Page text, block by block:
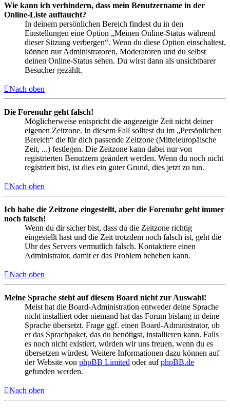
Wie kann ich verhindern, dass mein Benutzername in der
Online-Liste auftaucht?
In deinem persönlichen Bereich findest du in den
Einstellungen eine Option „Meinen Online-Status während
dieser Sitzung verbergen“. Wenn du diese Option einschaltest,
können nur Administratoren, Moderatoren und du selbst
deinen Online-Status sehen. Du wirst dann als unsichtbarer
Besucher gezählt.
Nach oben
Die Forenuhr geht falsch!
Möglicherweise entspricht die angezeigte Zeit nicht deiner
eigenen Zeitzone. In diesem Fall solltest du im „Persönlichen
Bereich“ die für dich passende Zeitzone (Mitteleuropäische
Zeit, ...) festlegen. Die Zeitzone kann dabei nur von
registrierten Benutzern geändert werden. Wenn du noch nicht
registriert bist, ist dies ein guter Grund, dies jetzt zu tun.
Nach oben
Ich habe die Zeitzone eingestellt, aber die Forenuhr geht immer
noch falsch!
Wenn du dir sicher bist, dass du die Zeitzone richtig
eingestellt hast und die Zeit trotzdem noch falsch ist, geht die
Uhr des Servers vermutlich falsch. Kontaktiere einen
Administrator, damit er das Problem beheben kann.
Nach oben
Meine Sprache steht auf diesem Board nicht zur Auswahl!
Meist hat die Board-Administration entweder deine Sprache
nicht installiert oder niemand hat das Forum bislang in deine
Sprache übersetzt. Frage ggf. einen Board-Administrator, ob
er das Sprachpaket, das du benötigst, installieren kann. Falls
es noch nicht existiert, würden wir uns freuen, wenn du es
übersetzen würdest. Weitere Informationen dazu können auf
der Website von phpBB Limited oder aufphpBB.de
gefunden werden.
Nach oben